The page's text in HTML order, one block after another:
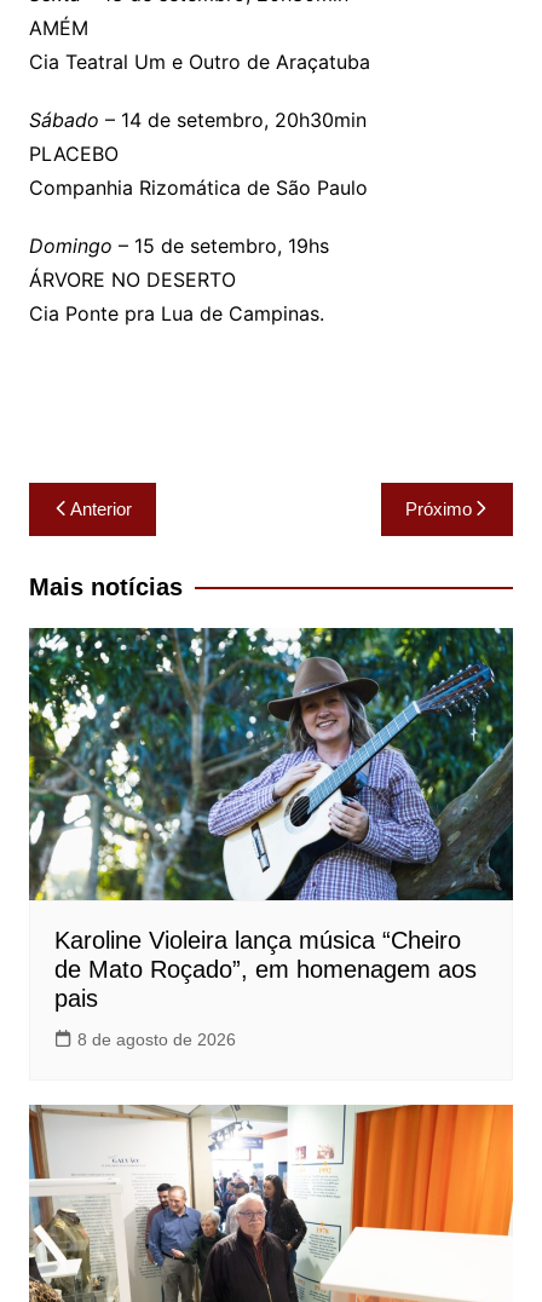
AMÉM
Cia Teatral Um e Outro de Araçatuba
Sábado – 14 de setembro, 20h30min
PLACEBO
Companhia Rizomática de São Paulo
Domingo – 15 de setembro, 19hs
ÁRVORE NO DESERTO
Cia Ponte pra Lua de Campinas.
Navegação
de
Post
Anterior Próximo
Mais notícias
Karoline Violeira lança música “Cheiro
de Mato Roçado”, em homenagem aos
pais
8 de agosto de 2026